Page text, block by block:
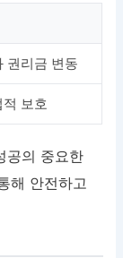
권리금 변동
보호
공의 중요한
해 안전하고